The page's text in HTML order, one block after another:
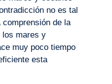
no es tal
de la
los mares y
muy poco tiempo
esta